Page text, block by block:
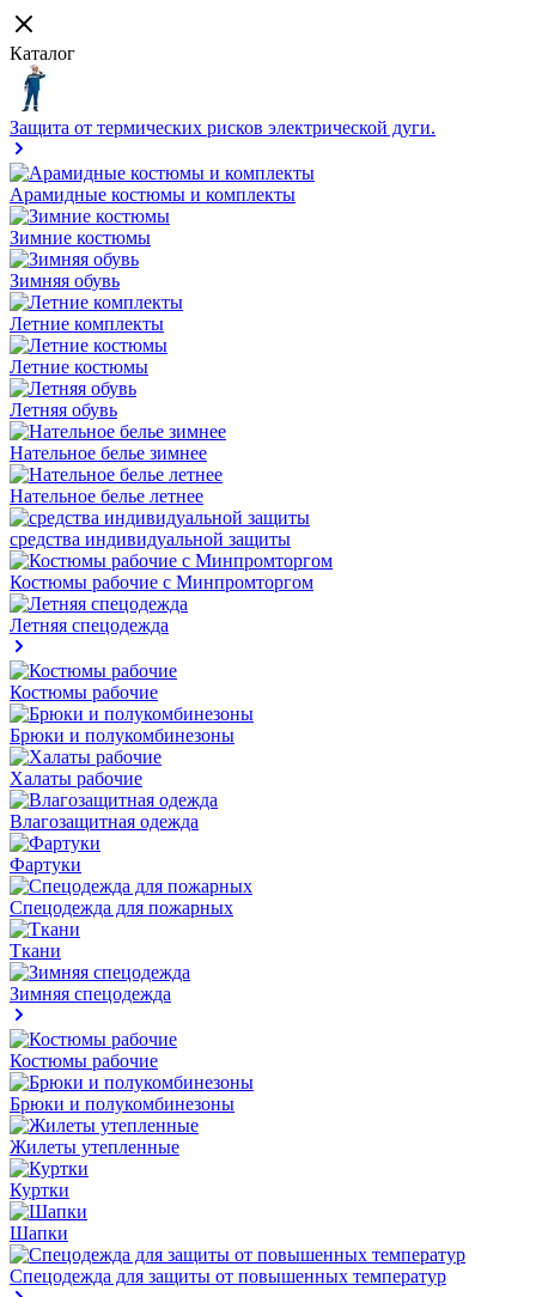
Каталог
Защита от термических рисков электрической дуги.
Арамидные костюмы и комплекты
Зимние костюмы
Зимняя обувь
Летние комплекты
Летние костюмы
Летняя обувь
Нательное белье зимнее
Нательное белье летнее
средства индивидуальной защиты
Костюмы рабочие с Минпромторгом
Летняя спецодежда
Костюмы рабочие
Брюки и полукомбинезоны
Халаты рабочие
Влагозащитная одежда
Фартуки
Спецодежда для пожарных
Ткани
Зимняя спецодежда
Костюмы рабочие
Брюки и полукомбинезоны
Жилеты утепленные
Куртки
Шапки
Спецодежда для защиты от повышенных температур